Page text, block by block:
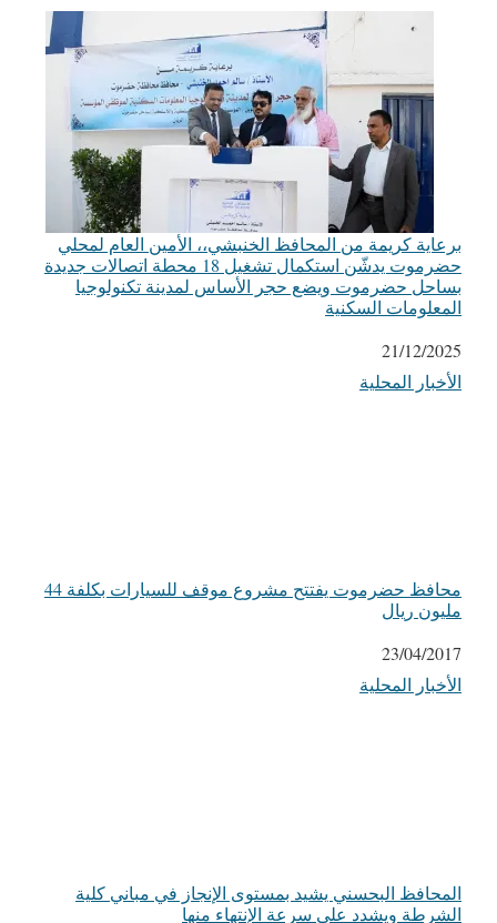
برعاية كريمة من المحافظ الخنبشي،، الأمين العام لمحلي
حضرموت يدشّن استكمال تشغيل 18 محطة اتصالات جديدة
بساحل حضرموت ويضع حجر الأساس لمدينة تكنولوجيا
المعلومات السكنية
التاريخ
21/12/2025
في ما يتعلق بما يأتي
الأخبار المحلية
محافظ حضرموت يفتتح مشروع موقف للسيارات بكلفة 44
مليون ريال
التاريخ
23/04/2017
في ما يتعلق بما يأتي
الأخبار المحلية
المحافظ البحسني يشيد بمستوى الإنجاز في مباني كلية
الشرطة ويشدد على سرعة الإنتهاء منها